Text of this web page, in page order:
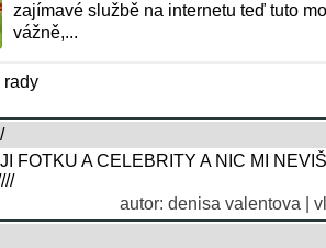
zajímavé službě na internetu teď tuto
vážně,...
rady
FOTKU A CELEBRITY A NIC MI
autor: denisa valentova
|